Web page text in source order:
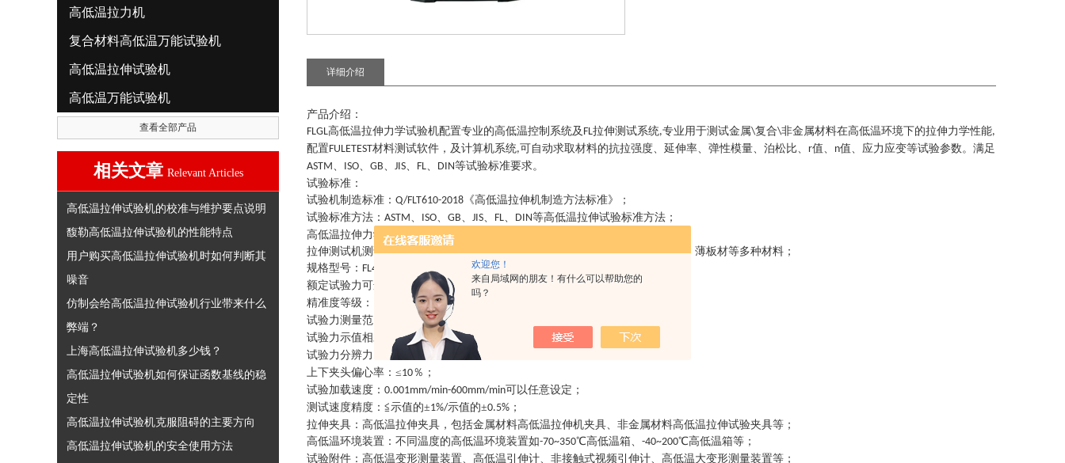
欢迎您！
来自局域网的朋友！有什么可以帮助您的
吗？
高低温拉力机
复合材料高低温万能试验机
高低温拉伸试验机
高低温万能试验机
查看全部产品
相关文章 Relevant Articles
高低温拉伸试验机的校准与维护要点说明
馥勒高低温拉伸试验机的性能特点
用户购买高低温拉伸试验机时如何判断其
噪音
仿制会给高低温拉伸试验机行业带来什么
弊端？
上海高低温拉伸试验机多少钱？
高低温拉伸试验机如何保证函数基线的稳
定性
高低温拉伸试验机克服阻碍的主要方向
高低温拉伸试验机的安全使用方法
详细介绍
产品介绍：
FLGL高低温拉伸力学试验机配置专业的高低温控制系统及 FL拉伸测试系统,专业用于测试金属\复合\非金属材料在高低温环境下的拉伸力学性能,
配置FULETEST材料测试软件 ， 及计算机系统,可自动求取材料的抗拉强度、延伸率、弹性模量、泊松比、 r值、 n值、应力应变等试验参数。满足
ASTM、 ISO、 GB、 JIS、 FL、 DIN等试验标准要求。
试验标准：
试验机制造标准 ： Q/FLT610-2018 《高低温拉伸机制造方法标准》
；
试验标准方法 ： ASTM、 ISO、 GB、 JIS、 FL、 DIN等高低温拉伸试验标准方法 ；
高低温拉伸力学试验机主要技术规格参数
拉伸测试机测试材料：包括橡胶、塑料、纤维、树脂、复合材料、铝合金材料、薄板材等多种材料 ；
规格型号 ： FL4204GD FL5105GD ，FL5205GD
额定试验力可选
20KN， 100KN 200KN， 300KN；
精准度等级 ： 级/0.3级；
试验力测量范围
0.2%-100%FS
试验力示值相对误差： ≦示值的± 1%/
；
试验力分辨力
试验力的 1/500000FS
上下夹头偏心率 ： ≤10％ ；
试验加载速度 ： 0.001mm/min-600mm/min可以任意设定 ；
测试速度精度 ： ≦示值的±1%/示值的±0.5% ；
拉伸夹具 ： 高低温拉伸夹具，包括金属材料高低温拉伸机夹具、非金属材料高低温拉伸试验夹具等 ；
高低温环境装置 ： 不同温度的高低温环境装置如-70~350℃高低温箱、 -40~200℃高低温箱等 ；
试验附件 ： 高低温变形测量装置、高低温引伸计、非接触式视频引伸计、高低温大变形测量装置等 ；